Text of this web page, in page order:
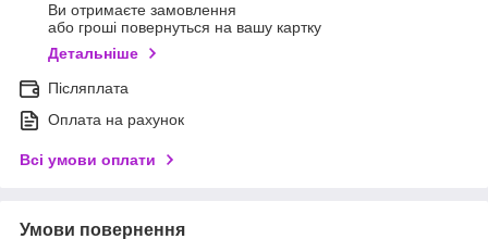
Ви отримаєте замовлення
або гроші повернуться на вашу картку
Детальніше
Післяплата
Оплата на рахунок
Всі умови оплати
Умови повернення